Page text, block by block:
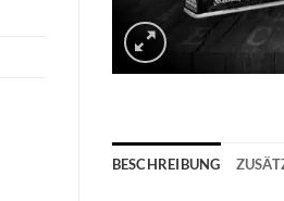
BESCHREIBUNG